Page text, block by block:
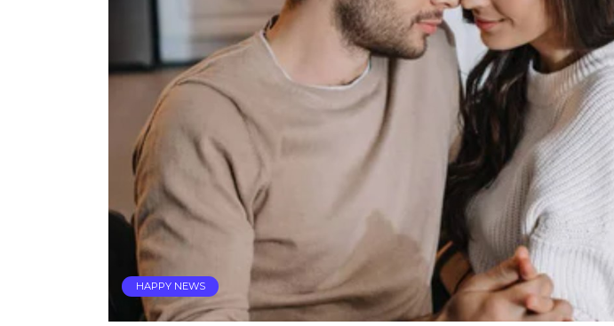
HAPPY NEWS